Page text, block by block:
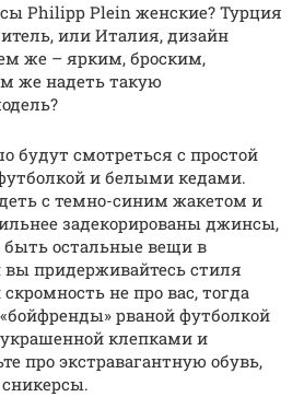
Philipp Plein женские? Турция
или Италия, дизайн
же – ярким, броским,
же надеть такую
будут смотреться с простой
и белыми кедами.
с темно-синим жакетом и
задекорированы джинсы,
остальные вещи в
вы придерживайтесь стиля
не про вас, тогда
рваной футболкой
клепками и
про экстравагантную обувь,